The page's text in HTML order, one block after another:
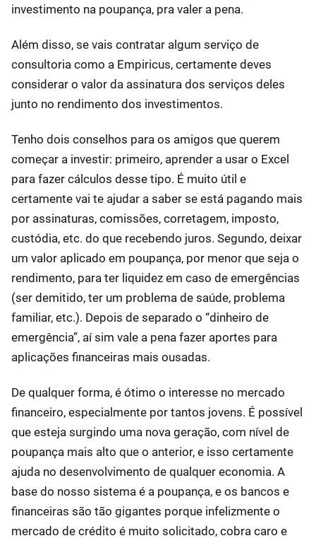
investimento na poupança, pra valer a pena.
Além disso, se vais contratar algum serviço de
consultoria como a Empiricus, certamente deves
considerar o valor da assinatura dos serviços deles
junto no rendimento dos investimentos.
Tenho dois conselhos para os amigos que querem
começar a investir: primeiro, aprender a usar o Excel
para fazer cálculos desse tipo. É muito útil e
certamente vai te ajudar a saber se está pagando mais
por assinaturas, comissões, corretagem, imposto,
custódia, etc. do que recebendo juros. Segundo, deixar
um valor aplicado em poupança, por menor que seja o
rendimento, para ter liquidez em caso de emergências
(ser demitido, ter um problema de saúde, problema
familiar, etc.). Depois de separado o “dinheiro de
emergência”, aí sim vale a pena fazer aportes para
aplicações financeiras mais ousadas.
De qualquer forma, é ótimo o interesse no mercado
financeiro, especialmente por tantos jovens. É possível
que esteja surgindo uma nova geração, com nível de
poupança mais alto que o anterior, e isso certamente
ajuda no desenvolvimento de qualquer economia. A
base do nosso sistema é a poupança, e os bancos e
financeiras são tão gigantes porque infelizmente o
mercado de crédito é muito solicitado, cobra caro e